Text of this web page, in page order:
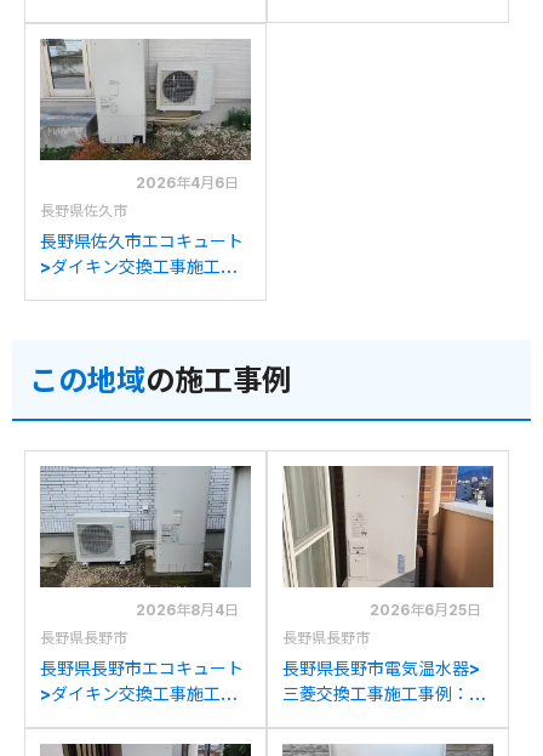
式会社CFT-37ML1Kからダ
イキンEQA37ZFHVへの交
換
2026年4月6日
長野県佐久市
長野県佐久市エコキュート
>ダイキン交換工事施工事
この地域の施工事例
2026年8月4日
長野県長野市
長野県長野市エコキュート
>ダイキン交換工事施工事
461DA11Kからダイキン
2026年6月25日
長野県長野市
長野県長野市電気温水器>
三菱交換工事施工事例：三
SRT-J37WD5への交換